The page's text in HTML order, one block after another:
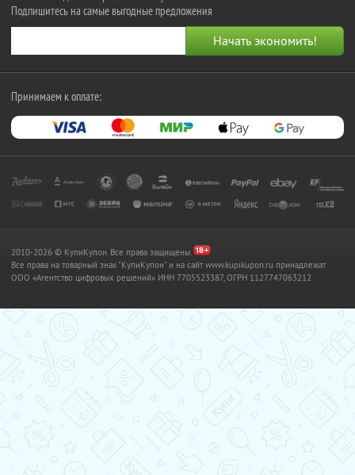
Подпишитесь на самые выгодные предложения
Принимаем к оплате:
2010-2026 © КупиКупон. Все права защищены.
Все права на товарный знак "КупиКупон" и на сайт www.kupikupon.ru принадлежат
OOO «Агентство цифровых решений» ИНН 7705523387, ОГРН 1127747063212